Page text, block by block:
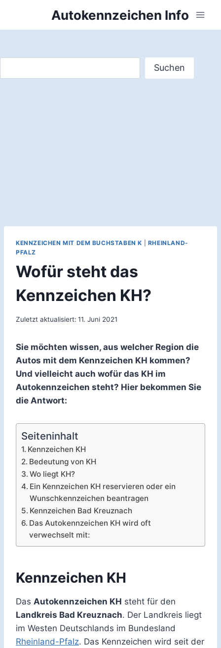
springen
Autokennzeichen Info
Suchen
KENNZEICHEN MIT DEM BUCHSTABEN K
RHEINLAND-
PFALZ
Wofür steht das
Kennzeichen KH?
Zuletzt aktualisiert: 11. Juni 2021
Sie möchten wissen, aus welcher Region die
Autos mit dem Kennzeichen KH kommen?
Und vielleicht auch wofür das KH im
Autokennzeichen steht? Hier bekommen Sie
die Antwort:
Seiteninhalt
Kennzeichen KH
Bedeutung von KH
Wo liegt KH?
Ein Kennzeichen KH reservieren oder ein
Wunschkennzeichen beantragen
Kennzeichen Bad Kreuznach
Das Autokennzeichen KH wird oft
verwechselt mit:
Kennzeichen KH
Das Autokennzeichen KH steht für den
Landkreis Bad Kreuznach. Der Landkreis liegt
im Westen Deutschlands im Bundesland
Rheinland-Pfalz. Das Kennzeichen wird seit der